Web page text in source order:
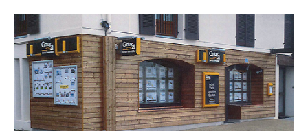
CENTURY 21 Sanac Immobilier
317 rue Pasteur BP 41
LES ROUSSES - 39220
Envoyer un message